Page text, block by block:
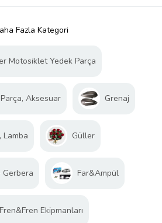
Fazla Kategori
Motosiklet Yedek Parça
Aksesuar Grenaj
Lamba Güller
Far&Ampül
Fren&Fren Ekipmanları